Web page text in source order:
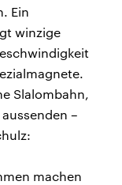
Ein
winzige
Slalombahn,
–
machen